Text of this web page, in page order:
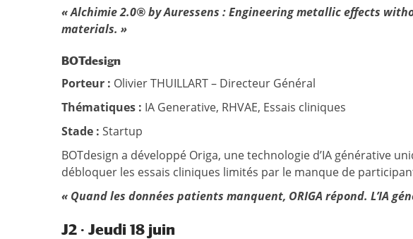
« Alchimie 2.0® by Auressens : Engineering metallic effects
materials. »
BOTdesign
Porteur : Olivier THUILLART – Directeur Général
Thématiques : IA Generative, RHVAE, Essais cliniques
Stade : Startup
BOTdesign a développé Origa, une technologie d’IA générative
débloquer les essais cliniques limités par le manque de
« Quand les données patients manquent, ORIGA répond. L’IA
J2 · Jeudi 18 juin